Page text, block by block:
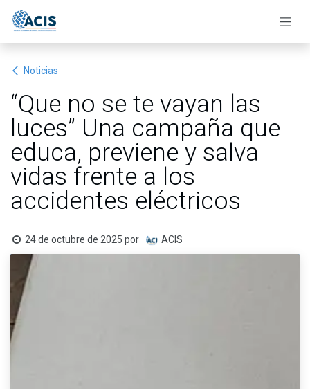
Noticias
“Que no se te vayan las
luces” Una campaña que
educa, previene y salva
vidas frente a los
accidentes eléctricos
24 de octubre de 2025 por ACIS